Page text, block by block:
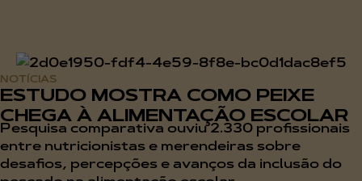
NOTÍCIAS
ESTUDO MOSTRA COMO PEIXE
CHEGA À ALIMENTAÇÃO ESCOLAR
Pesquisa comparativa ouviu 2.330 profissionais
entre nutricionistas e merendeiras sobre
desafios, percepções e avanços da inclusão do